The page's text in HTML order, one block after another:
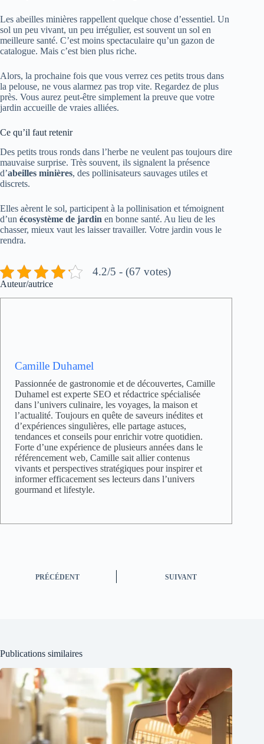
Les abeilles minières rappellent quelque chose d’essentiel. Un
sol un peu vivant, un peu irrégulier, est souvent un sol en
meilleure santé. C’est moins spectaculaire qu’un gazon de
catalogue. Mais c’est bien plus riche.
Alors, la prochaine fois que vous verrez ces petits trous dans
la pelouse, ne vous alarmez pas trop vite. Regardez de plus
près. Vous aurez peut-être simplement la preuve que votre
jardin accueille de vraies alliées.
Ce qu’il faut retenir
Des petits trous ronds dans l’herbe ne veulent pas toujours dire
mauvaise surprise. Très souvent, ils signalent la présence
d’abeilles minières, des pollinisateurs sauvages utiles et
discrets.
Elles aèrent le sol, participent à la pollinisation et témoignent
d’un écosystème de jardin en bonne santé. Au lieu de les
chasser, mieux vaut les laisser travailler. Votre jardin vous le
rendra.
4.2/5 - (67 votes)
Auteur/autrice
Camille Duhamel
Passionnée de gastronomie et de découvertes, Camille
Duhamel est experte SEO et rédactrice spécialisée
dans l’univers culinaire, les voyages, la maison et
l’actualité. Toujours en quête de saveurs inédites et
d’expériences singulières, elle partage astuces,
tendances et conseils pour enrichir votre quotidien.
Forte d’une expérience de plusieurs années dans le
référencement web, Camille sait allier contenus
vivants et perspectives stratégiques pour inspirer et
informer efficacement ses lecteurs dans l’univers
gourmand et lifestyle.
PRÉCÉDENT SUIVANT
Publications similaires